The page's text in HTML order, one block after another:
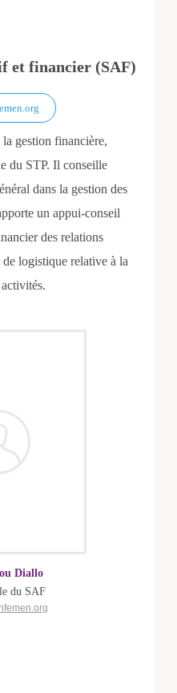
et financier (SAF)
gestion financière,
du STP. Il conseille
dans la gestion des
un appui-conseil
des relations
logistique relative à la
Diallo
du SAF